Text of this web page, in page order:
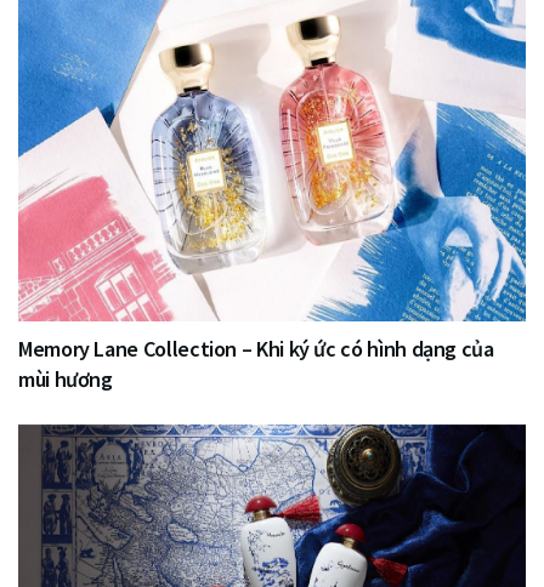
Memory Lane Collection – Khi ký ức có hình dạng của
mùi hương